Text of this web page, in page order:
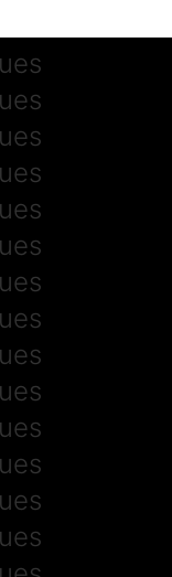
do
pensadas